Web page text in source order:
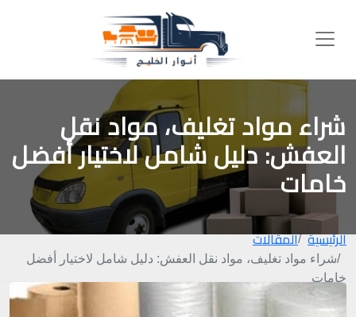
شراء مواد تغليف، مواد نقل
العفش: دليل شامل لاختيار أفضل
خامات
الرئيسية المقالات
شراء مواد تغليف، مواد نقل العفش: دليل شامل لاختيار أفضل
خامات